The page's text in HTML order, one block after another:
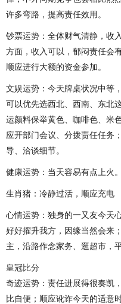
许多弯路，提高责任效用。
钞票运势：全体财气清静，收
方面，收入可以，郁闷责任会
顺应进行大额的资金参加。
文娱运势：今天牌桌状况中等
可以优先选西北、西南、东北
运颜料保举黄色、咖啡色、米
应开部门会议、分拨责任任务
导、洽谈细节。
健康运势：当天容易有点上火。
生肖猪：冷静过活，顺应充电
心情运势：独身的一又友今天
好好擢升我方，因缘当然会来
主，沿路作念家务、逛超市，
皇冠比分
奇迹运势：责任进展得很奏凯
比自便；顺应讹诈今天的适意